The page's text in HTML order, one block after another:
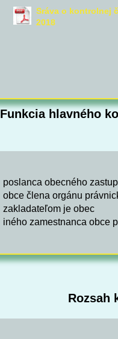
Sráva o kontrolnej
2018
Funkcia hlavného
poslanca obecného
obce člena orgánu
zakladateľom je obec
iného zamestnanca obce
Rozsah